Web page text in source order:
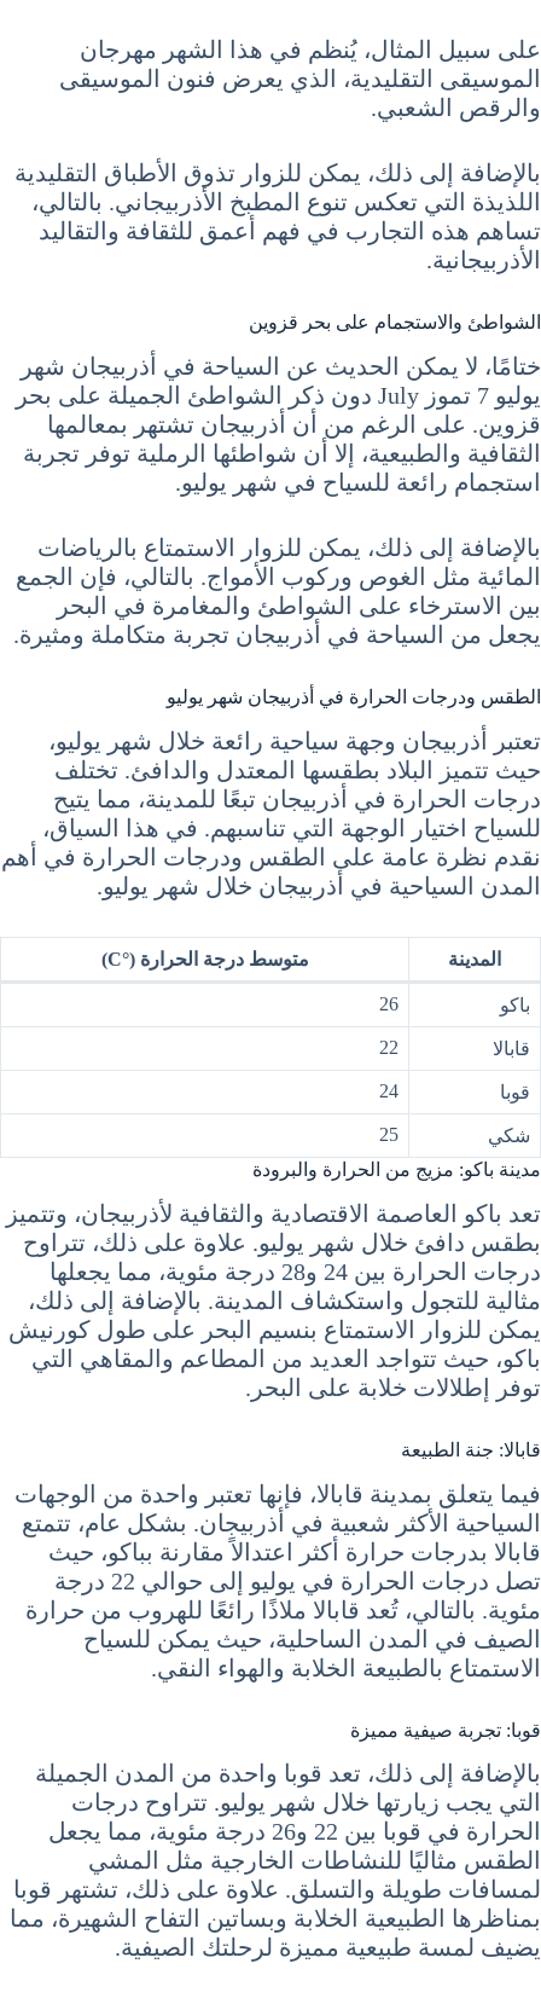
على سبيل المثال، يُنظم في هذا الشهر مهرجان
الموسيقى التقليدية، الذي يعرض فنون الموسيقى
والرقص الشعبي.
بالإضافة إلى ذلك، يمكن للزوار تذوق الأطباق التقليدية
اللذيذة التي تعكس تنوع المطبخ الأذربيجاني. بالتالي،
تساهم هذه التجارب في فهم أعمق للثقافة والتقاليد
الأذربيجانية.
الشواطئ والاستجمام على بحر قزوين
ختامًا، لا يمكن الحديث عن السياحة في أذربيجان شهر
يوليو 7 تموز July دون ذكر الشواطئ الجميلة على بحر
قزوين. على الرغم من أن أذربيجان تشتهر بمعالمها
الثقافية والطبيعية، إلا أن شواطئها الرملية توفر تجربة
استجمام رائعة للسياح في شهر يوليو.
بالإضافة إلى ذلك، يمكن للزوار الاستمتاع بالرياضات
المائية مثل الغوص وركوب الأمواج. بالتالي، فإن الجمع
بين الاسترخاء على الشواطئ والمغامرة في البحر
يجعل من السياحة في أذربيجان تجربة متكاملة ومثيرة.
الطقس ودرجات الحرارة في أذربيجان شهر يوليو
تعتبر أذربيجان وجهة سياحية رائعة خلال شهر يوليو،
حيث تتميز البلاد بطقسها المعتدل والدافئ. تختلف
درجات الحرارة في أذربيجان تبعًا للمدينة، مما يتيح
للسياح اختيار الوجهة التي تناسبهم. في هذا السياق،
نقدم نظرة عامة على الطقس ودرجات الحرارة في أهم
المدن السياحية في أذربيجان خلال شهر يوليو.
المدينة متوسط درجة الحرارة (°C)
باكو 26
قابالا 22
قوبا 24
شكي
25
مدينة باكو: مزيج من الحرارة والبرودة
تعد باكو العاصمة الاقتصادية والثقافية لأذربيجان، وتتميز
بطقس دافئ خلال شهر يوليو. علاوة على ذلك، تتراوح
درجات الحرارة بين 24 و28 درجة مئوية، مما يجعلها
مثالية للتجول واستكشاف المدينة. بالإضافة إلى ذلك،
يمكن للزوار الاستمتاع بنسيم البحر على طول كورنيش
باكو، حيث تتواجد العديد من المطاعم والمقاهي التي
توفر إطلالات خلابة على البحر.
قابالا: جنة الطبيعة
فيما يتعلق بمدينة قابالا، فإنها تعتبر واحدة من الوجهات
السياحية الأكثر شعبية في أذربيجان. بشكل عام، تتمتع
قابالا بدرجات حرارة أكثر اعتدالاً مقارنة بباكو، حيث
تصل درجات الحرارة في يوليو إلى حوالي 22 درجة
مئوية. بالتالي، تُعد قابالا ملاذًا رائعًا للهروب من حرارة
الصيف في المدن الساحلية، حيث يمكن للسياح
الاستمتاع بالطبيعة الخلابة والهواء النقي.
قوبا: تجربة صيفية مميزة
بالإضافة إلى ذلك، تعد قوبا واحدة من المدن الجميلة
التي يجب زيارتها خلال شهر يوليو. تتراوح درجات
الحرارة في قوبا بين 22 و26 درجة مئوية، مما يجعل
الطقس مثاليًا للنشاطات الخارجية مثل المشي
لمسافات طويلة والتسلق. علاوة على ذلك، تشتهر قوبا
بمناظرها الطبيعية الخلابة وبساتين التفاح الشهيرة، مما
يضيف لمسة طبيعية مميزة لرحلتك الصيفية.